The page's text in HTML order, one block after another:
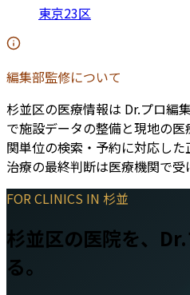
東京23区
編集部監修について
杉並区の医療情報は Dr.プロ編
で施設データの整備と現地の
関単位の検索・予約に対応した
治療の最終判断は医療機関で受
FOR CLINICS IN 杉並
杉並区の医院を、
る。